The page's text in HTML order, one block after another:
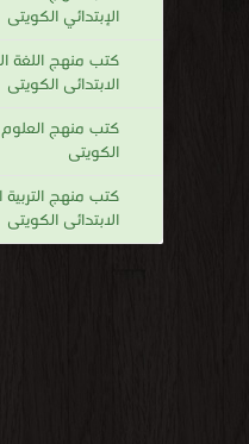
الإبتدائي الكويتى
كتب منهج اللغة
الابتدائى الكويتى
كتب منهج العلوم
الكويتى
كتب منهج
الابتدائى الكويتى